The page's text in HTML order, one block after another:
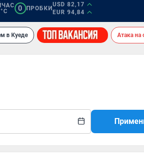
0 ПРОБКИ
USD 82,17
EUR 94,84
в Куеде Атака на